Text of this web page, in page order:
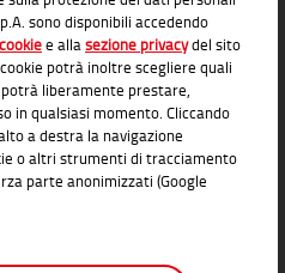
Monte dei Paschi di Siena; P.I. Gruppo IVA
riservati -Dati Societari- Messaggio
le condizioni contrattuali si rimanda ai
Filiali Compass Banca S.p.A. o presso
che operano in qualità di intermediari del
Banca S.p.A. L'elenco delle Filiali e
sito
Banca S.p.A.
sono disponibili accedendo
e allasezione privacydel sito
potrà inoltre scegliere quali
liberamente prestare,
in qualsiasi momento. Cliccando
a destra la navigazione
o altri strumenti di tracciamento
parte anonimizzati (Google